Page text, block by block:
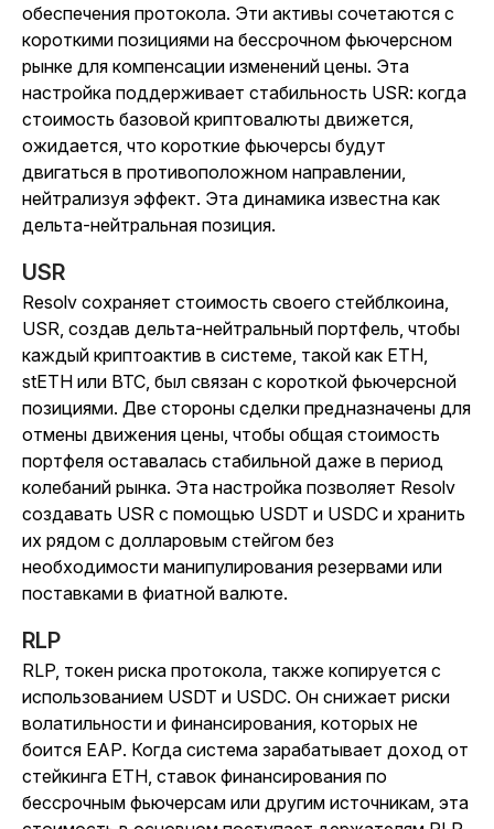
обеспечения протокола. Эти активы сочетаются с
короткими позициями на бессрочном фьючерсном
рынке для компенсации изменений цены. Эта
настройка поддерживает стабильность USR: когда
стоимость базовой криптовалюты движется,
ожидается, что короткие фьючерсы будут
двигаться в противоположном направлении,
нейтрализуя эффект. Эта динамика известна как
дельта-нейтральная позиция.
USR
Resolv сохраняет стоимость своего стейблкоина,
USR, создав дельта-нейтральный портфель, чтобы
каждый криптоактив в системе, такой как ETH,
stETH или BTC, был связан с короткой фьючерсной
позициями. Две стороны сделки предназначены для
отмены движения цены, чтобы общая стоимость
портфеля оставалась стабильной даже в период
колебаний рынка. Эта настройка позволяет Resolv
создавать USR с помощью USDT и USDC и хранить
их рядом с долларовым стейгом без
необходимости манипулирования резервами или
поставками в фиатной валюте.
RLP
RLP, токен риска протокола, также копируется с
использованием USDT и USDC. Он снижает риски
волатильности и финансирования, которых не
боится ЕАР. Когда система зарабатывает доход от
стейкинга ETH, ставок финансирования по
бессрочным фьючерсам или другим источникам, эта